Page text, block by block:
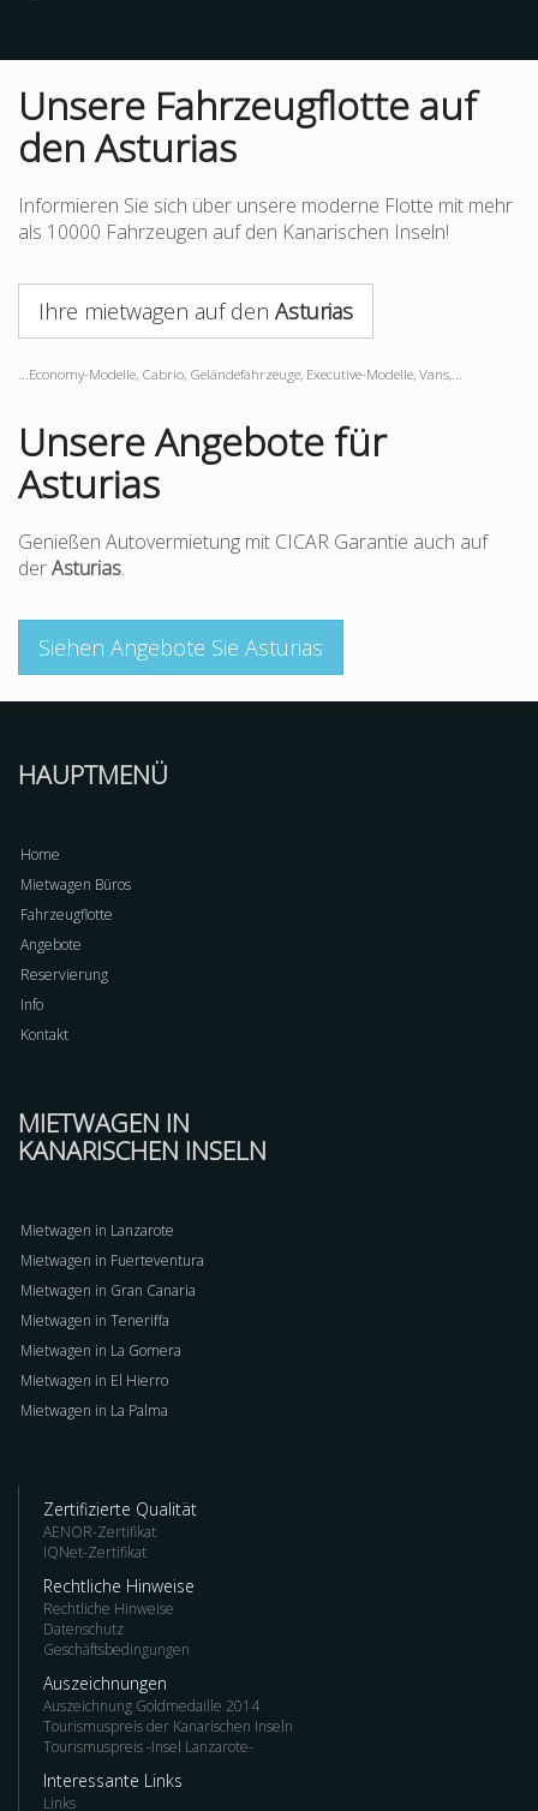
Unsere Fahrzeugflotte auf
den Asturias
Informieren Sie sich über unsere moderne Flotte mit mehr
als 10000 Fahrzeugen auf den Kanarischen Inseln!
Ihre mietwagen auf den Asturias
...Economy-Modelle, Cabrio, Geländefahrzeuge, Executive-Modelle, Vans,...
Unsere Angebote für
Asturias
Genießen Autovermietung mit CICAR Garantie auch auf
derAsturias.
Siehen Angebote Sie Asturias
HAUPTMENÜ
Home
Mietwagen Büros
Fahrzeugflotte
Angebote
Reservierung
Info
Kontakt
MIETWAGEN IN
KANARISCHEN INSELN
Mietwagen in Lanzarote
Mietwagen in Fuerteventura
Mietwagen in Gran Canaria
Mietwagen in Teneriffa
Mietwagen in La Gomera
Mietwagen in El Hierro
Mietwagen in La Palma
Zertifizierte Qualität
AENOR-Zertifikat
IQNet-Zertifikat
Rechtliche Hinweise
Rechtliche Hinweise
Datenschutz
Geschäftsbedingungen
Auszeichnungen
Auszeichnung Goldmedaille 2014
Tourismuspreis der Kanarischen Inseln
Tourismuspreis -Insel Lanzarote-
Interessante Links
Links